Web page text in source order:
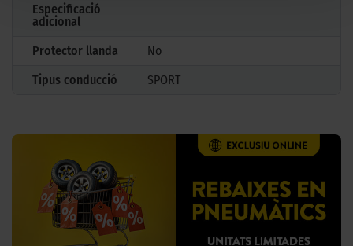
Especificació
adicional
Protector llanda
No
Tipus conducció
SPORT